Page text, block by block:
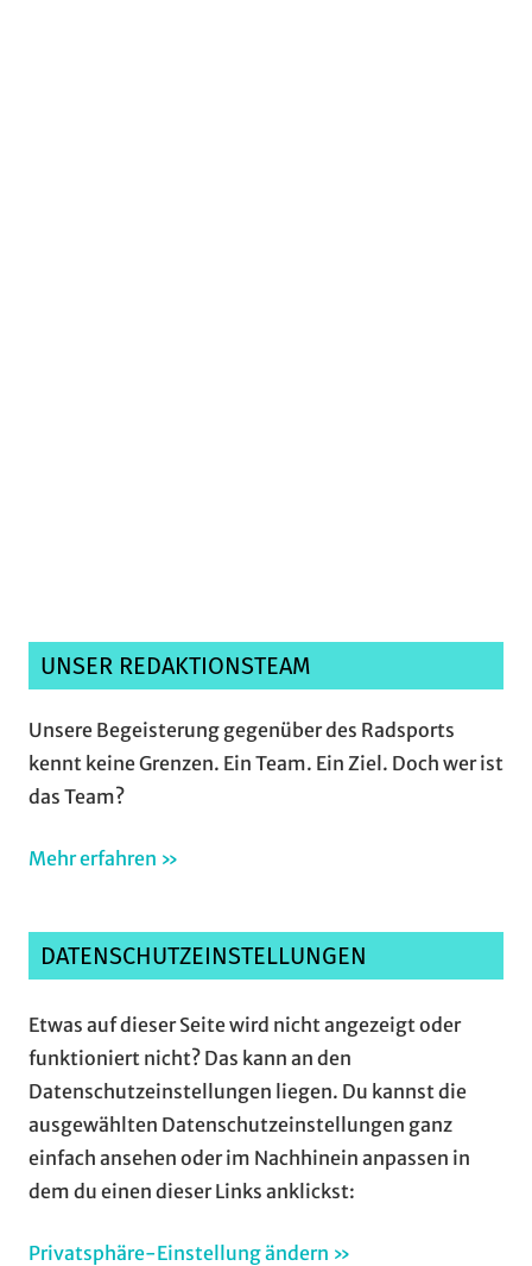
UNSER REDAKTIONSTEAM
Unsere Begeisterung gegenüber des Radsports
kennt keine Grenzen. Ein Team. Ein Ziel. Doch wer ist
das Team?
Mehr erfahren »
DATENSCHUTZEINSTELLUNGEN
Etwas auf dieser Seite wird nicht angezeigt oder
funktioniert nicht? Das kann an den
Datenschutzeinstellungen liegen. Du kannst die
ausgewählten Datenschutzeinstellungen ganz
einfach ansehen oder im Nachhinein anpassen in
dem du einen dieser Links anklickst:
Privatsphäre-Einstellung ändern »